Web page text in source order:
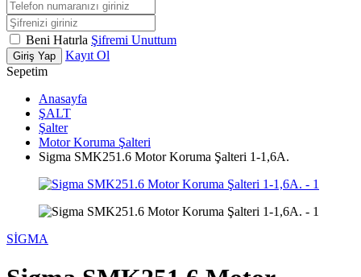
Beni Hatırla Şifremi Unuttum
Giriş Yap
Kayıt Ol
Sepetim
Anasayfa
ŞALT
Şalter
Motor Koruma Şalteri
Sigma SMK251.6 Motor Koruma Şalteri 1-1,6A.
SİGMA